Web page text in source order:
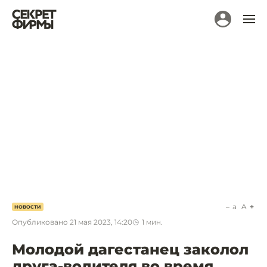
НОВОСТИ
Опубликовано 21 мая 2023, 14:20 1 мин.
a A
Молодой дагестанец заколол